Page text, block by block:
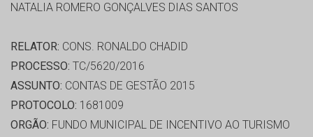
NATALIA ROMERO GONÇALVES DIAS SANTOS
RELATOR: CONS. RONALDO CHADID
PROCESSO: TC/5620/2016
ASSUNTO: CONTAS DE GESTÃO 2015
PROTOCOLO: 1681009
ORGÃO: FUNDO MUNICIPAL DE INCENTIVO AO TURISMO